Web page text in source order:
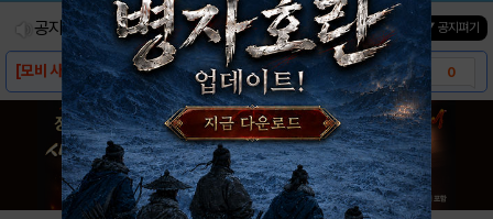
공지사항 진행중인 이벤트0건 ▼ 공지펴기
[모비 사전예약] 삼국지라이브 업데이트 0
[다운로드 링크] 삼국지라이브 0
[스크린샷] 삼국지라이브
[게임소개] 삼국지라이브